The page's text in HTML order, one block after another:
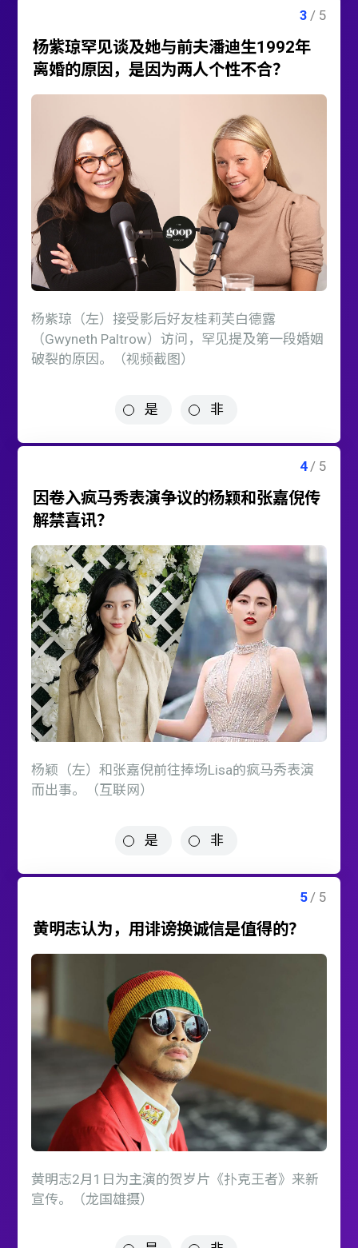
杨紫琼罕见谈及她与前夫潘迪生1992年
离婚的原因，是因为两人个性不合？
杨紫琼（左）接受影后好友桂莉芙白德露
（Gwyneth Paltrow）访问，罕见提及第一段婚姻
破裂的原因。（视频截图）
是 非
因卷入疯马秀表演争议的杨颖和张嘉倪传
解禁喜讯？
杨颖（左）和张嘉倪前往捧场Lisa的疯马秀表演
而出事。（互联网）
是 非
黄明志认为，用诽谤换诚信是值得的？
黄明志2月1日为主演的贺岁片《扑克王者》来新
宣传。（龙国雄摄）